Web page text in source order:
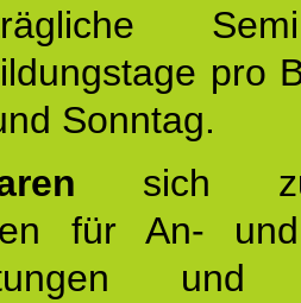
pro
Sonntag.
sich
für An-
und